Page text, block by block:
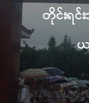
တိုင်းရင်း